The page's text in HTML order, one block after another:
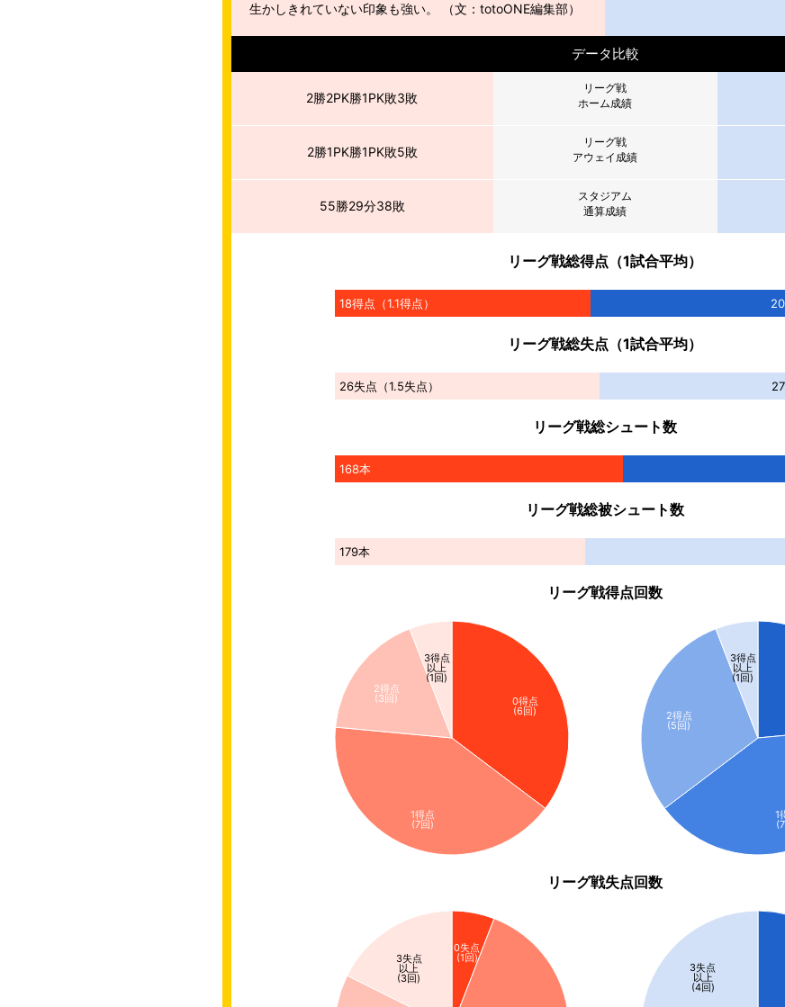
生かしきれていない印象も強い。 （文：totoONE編集部）
データ比較
2勝2PK勝1PK敗3敗
リーグ戦
ホーム成績
2勝1PK勝1PK敗5敗
リーグ戦
アウェイ成績
55勝29分38敗
スタジアム
通算成績
リーグ戦総得点（1試合平均）
18得点 （1.1得点） 20
リーグ戦総失点（1試合平均）
26失点 （1.5失点） 27
リーグ戦総シュート数
168本
リーグ戦総被シュート数
179本
リーグ戦得点回数
0得点
(6回)
1得点
(7回)
2得点
(3回)
3得点
以上
(1回)
1
2得点
(5回)
3得点
以上
(1回)
リーグ戦失点回数
0失点
(1回)
3失点
以上
(3回)
3失点
以上
(4回)